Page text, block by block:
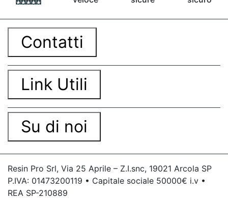
Contatti
Link Utili
Su di noi
Resin Pro Srl, Via 25 Aprile – Z.I.snc, 19021 Arcola SP
P.IVA: 01473200119 • Capitale sociale 50000€ i.v •
REA SP-210889